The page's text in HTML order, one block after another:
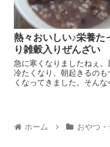
熱々おいしい♪栄養た
り雑穀入りぜんざい
急に寒くなりましたねぇ。
冷たくなり、朝起きるのも
くなってきました。そんな
りに入れてみました(#^.^#) 雑穀
はご飯を炊く時に小さい湯
ホーム おやつ